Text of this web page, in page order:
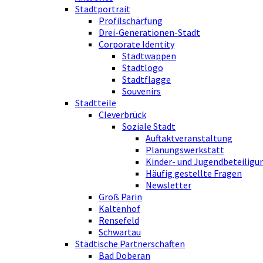
Stadtportrait
Profilschärfung
Drei-Generationen-Stadt
Corporate Identity
Stadtwappen
Stadtlogo
Stadtflagge
Souvenirs
Stadtteile
Cleverbrück
Soziale Stadt
Auftaktveranstaltung
Planungswerkstatt
Kinder- und
Häufig gestellte Fragen
Newsletter
Groß Parin
Kaltenhof
Rensefeld
Schwartau
Städtische Partnerschaften
Bad Doberan